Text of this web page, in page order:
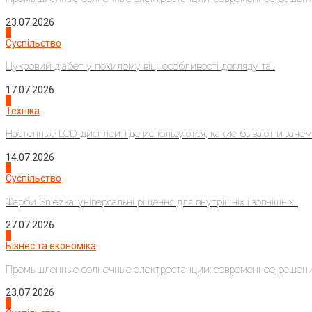
23.07.2026
Суспільство
Цукровий діабет у похилому віці: особливості догляду та...
17.07.2026
Техніка
Настенные LCD-дисплеи: где используются, какие бывают и
14.07.2026
Суспільство
Фарби Sniezka: універсальні рішення для внутрішніх і зовнішніх...
27.07.2026
Бізнес та економіка
Промышленные солнечные электростанции: современное
23.07.2026